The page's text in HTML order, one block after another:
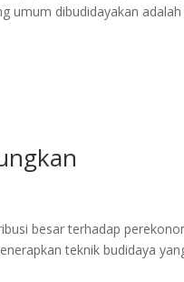
umum dibudidayakan adalah
besar terhadap
teknik budidaya